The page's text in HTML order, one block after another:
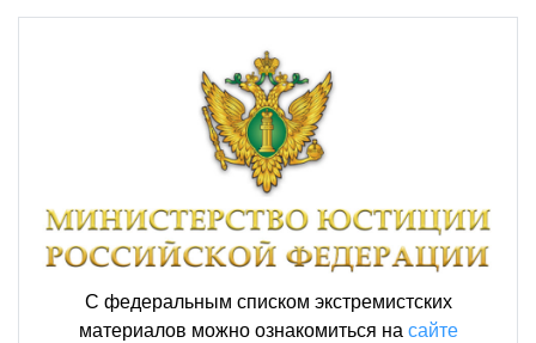
С федеральным списком экстремистских
материалов можно ознакомиться на сайте